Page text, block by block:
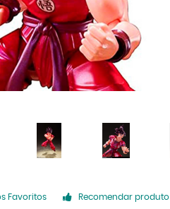
Favoritos Recomendar produto